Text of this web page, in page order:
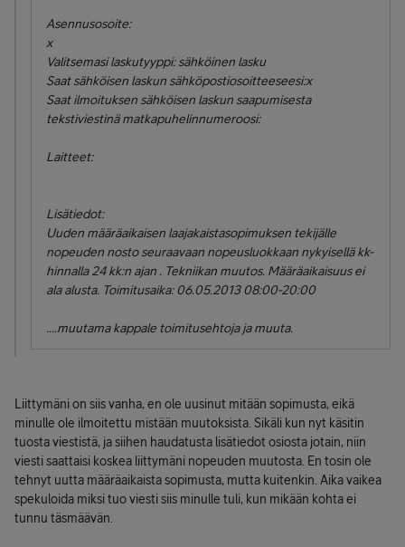
Asennusosoite:
x
Valitsemasi laskutyyppi: sähköinen lasku
Saat sähköisen laskun sähköpostiosoitteeseesi:x
Saat ilmoituksen sähköisen laskun saapumisesta
tekstiviestinä matkapuhelinnumeroosi:
Laitteet:
Lisätiedot:
Uuden määräaikaisen laajakaistasopimuksen tekijälle
nopeuden nosto seuraavaan nopeusluokkaan nykyisellä kk-
hinnalla 24 kk:n ajan . Tekniikan muutos. Määräaikaisuus ei
ala alusta. Toimitusaika: 06.05.2013 08:00-20:00
....muutama kappale toimitusehtoja ja muuta.
Liittymäni on siis vanha, en ole uusinut mitään sopimusta, eikä
minulle ole ilmoitettu mistään muutoksista. Sikäli kun nyt käsitin
tuosta viestistä, ja siihen haudatusta lisätiedot osiosta jotain, niin
viesti saattaisi koskea liittymäni nopeuden muutosta. En tosin ole
tehnyt uutta määräaikaista sopimusta, mutta kuitenkin. Aika vaikea
spekuloida miksi tuo viesti siis minulle tuli, kun mikään kohta ei
tunnu täsmäävän.